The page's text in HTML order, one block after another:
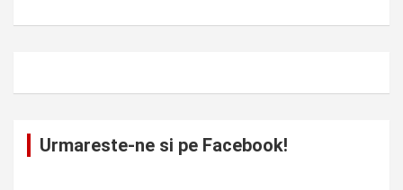
Urmareste-ne si pe Facebook!